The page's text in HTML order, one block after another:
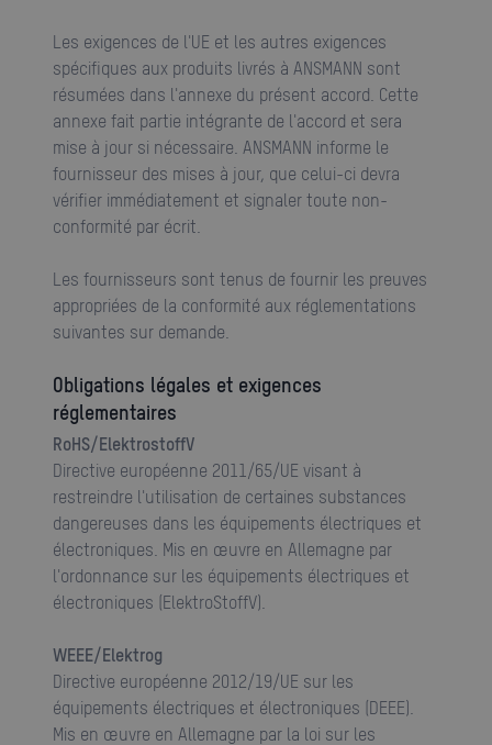
Les exigences de l'UE et les autres exigences
spécifiques aux produits livrés à ANSMANN sont
résumées dans l'annexe du présent accord. Cette
annexe fait partie intégrante de l'accord et sera
mise à jour si nécessaire. ANSMANN informe le
fournisseur des mises à jour, que celui-ci devra
vérifier immédiatement et signaler toute non-
conformité par écrit.
Les fournisseurs sont tenus de fournir les preuves
appropriées de la conformité aux réglementations
suivantes sur demande.
Obligations légales et exigences
réglementaires
RoHS/ElektrostoffV
Directive européenne 2011/65/UE visant à
restreindre l'utilisation de certaines substances
dangereuses dans les équipements électriques et
électroniques. Mis en œuvre en Allemagne par
l'ordonnance sur les équipements électriques et
électroniques (ElektroStoffV).
WEEE/Elektrog
Directive européenne 2012/19/UE sur les
équipements électriques et électroniques (DEEE).
Mis en œuvre en Allemagne par la loi sur les